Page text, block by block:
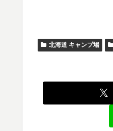
北海道 キャンプ場